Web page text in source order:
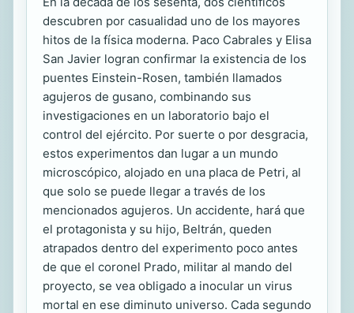
descubren por casualidad uno de los mayores
hitos de la física moderna. Paco Cabrales y Elisa
San Javier logran confirmar la existencia de los
puentes Einstein-Rosen, también llamados
agujeros de gusano, combinando sus
investigaciones en un laboratorio bajo el
control del ejército. Por suerte o por desgracia,
estos experimentos dan lugar a un mundo
microscópico, alojado en una placa de Petri, al
que solo se puede llegar a través de los
mencionados agujeros. Un accidente, hará que
el protagonista y su hijo, Beltrán, queden
atrapados dentro del experimento poco antes
de que el coronel Prado, militar al mando del
proyecto, se vea obligado a inocular un virus
mortal en ese diminuto universo. Cada segundo